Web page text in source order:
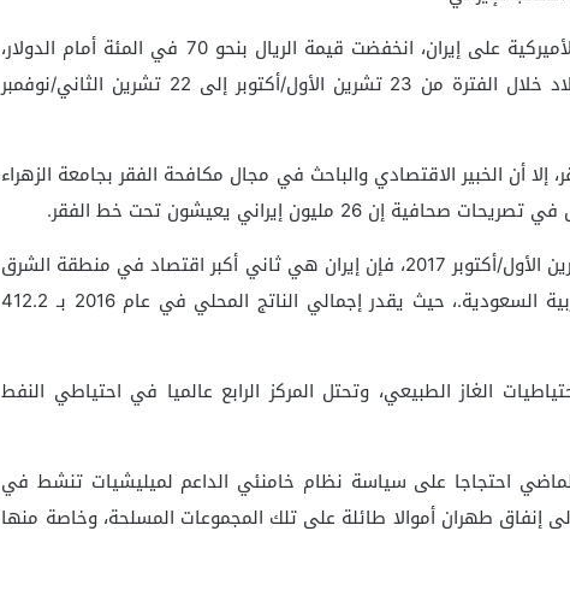
وعقب إعادة فرض العقوبات الاقتصادية الأميركية على إيران، انخفضت قيمة الريال بنحو 70 في المئة أمام الدولار،
فيما قفز معدل التضخم السنوي في البلاد خلال الفترة من 23 تشرين الأول/أكتوبر إلى 22 تشرين الثاني/نوفمبر
إلا أن الخبير الاقتصادي والباحث في مجال مكافحة الفقر بجامعة الزهراء
مليون إيراني يعيشون تحت خط الفقر.
ووفقا لتقرير البنك الدولي الصادر في تشرين الأول/أكتوبر 2017، فإن إيران هي ثاني أكبر اقتصاد في منطقة الشرق
الأوسط وشمال إفريقيا بعد المملكة العربية السعودية.، حيث يقدر إجمالي الناتج المحلي في عام 2016 بـ 412.2
الغاز الطبيعي، وتحتل المركز الرابع عالميا في احتياطي النفط
الماضي احتجاجا على سياسة نظام خامنئي الداعم لميليشيات تنشط في
إلى إنفاق طهران أموالا طائلة على تلك المجموعات المسلحة، وخاصة منها